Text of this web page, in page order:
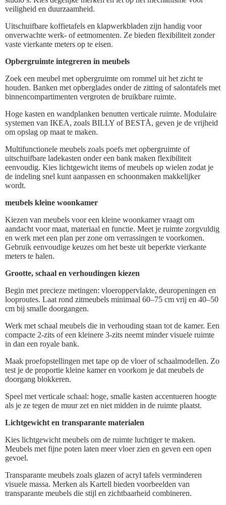
veiligheid en duurzaamheid.
Uitschuifbare koffietafels en klapwerkbladen zijn handig voor
onverwachte werk- of eetmomenten. Ze bieden flexibiliteit zonder
vaste vierkante meters op te eisen.
Opbergruimte integreren in meubels
Zoek een meubel met opbergruimte om rommel uit het zicht te
houden. Banken met opberglades onder de zitting of salontafels met
binnencompartimenten vergroten de bruikbare ruimte.
Hoge kasten en wandplanken benutten verticale ruimte. Modulaire
systemen van IKEA, zoals BILLY of BESTÅ, geven je de vrijheid
om opslag op maat te maken.
Multifunctionele meubels zoals poefs met opbergruimte of
uitschuifbare ladekasten onder een bank maken flexibiliteit
eenvoudig. Kies lichtgewicht items of meubels op wielen zodat je
de indeling snel kunt aanpassen en schoonmaken makkelijker
wordt.
meubels kleine woonkamer
Kiezen van meubels voor een kleine woonkamer vraagt om
aandacht voor maat, materiaal en functie. Meet je ruimte zorgvuldig
en werk met een plan per zone om verrassingen te voorkomen.
Gebruik eenvoudige keuzes om het beste uit beperkte vierkante
meters te halen.
Grootte, schaal en verhoudingen kiezen
Begin met precieze metingen: vloeroppervlakte, deuropeningen en
looproutes. Laat rond zitmeubels minimaal 60–75 cm vrij en 40–50
cm bij smalle doorgangen.
Werk met schaal meubels die in verhouding staan tot de kamer. Een
compacte 2-zits of een kleinere 3-zits neemt minder visuele ruimte
in dan een royale bank.
Maak proefopstellingen met tape op de vloer of schaalmodellen. Zo
test je de proportie kleine kamer en voorkom je dat meubels de
doorgang blokkeren.
Speel met verticale schaal: hoge, smalle kasten accentueren hoogte
als je ze tegen de muur zet en niet midden in de ruimte plaatst.
Lichtgewicht en transparante materialen
Kies lichtgewicht meubels om de ruimte luchtiger te maken.
Meubels met fijne poten laten meer vloer zien en geven een open
gevoel.
Transparante meubels zoals glazen of acryl tafels verminderen
visuele massa. Merken als Kartell bieden voorbeelden van
transparante meubels die stijl en zichtbaarheid combineren.